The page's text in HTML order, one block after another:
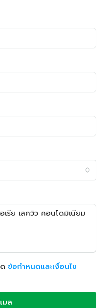
ข้อกำหนดและเงื่อนไข
มล